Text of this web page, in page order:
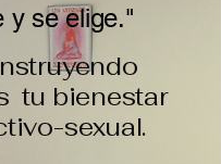
y se elige."
tu bienestar
sexual.